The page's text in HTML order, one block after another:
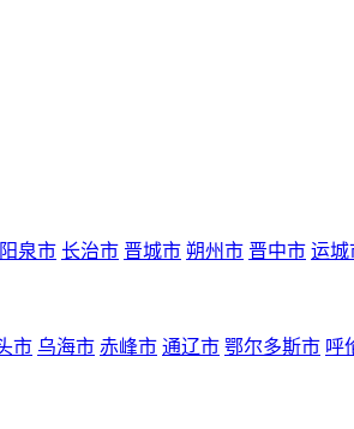
阳泉市 长治市 晋城市 朔州市 晋中市 运城
市 乌海市 赤峰市 通辽市 鄂尔多斯市 呼